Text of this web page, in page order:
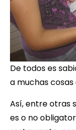
De todos es
a muchas
Así, entre otras
es o no